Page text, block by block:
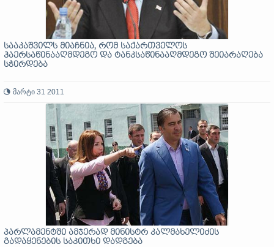
სააკაშვილს მიაჩნია, რომ საქართველოს
ჰაერსაწინააღმდეგო და ტანკსაწინააღმდეგო შეიარაღება
სჭირდება
მარტი 31 2011
პარლამენტში ამჯერად მინისტრ კალმახელიძის
გადაყენების საკითხი დადგება